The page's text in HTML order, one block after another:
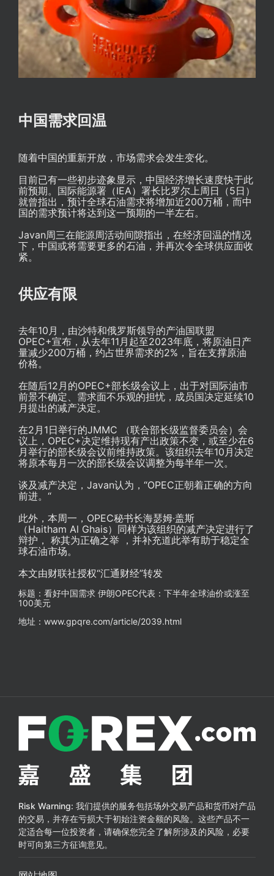
中国需求回温
随着中国的重新开放，市场需求会发生变化。
目前已有一些初步迹象显示，中国经济增长速度快于此
前预期。国际能源署（IEA）署长比罗尔上周日（5日）
就曾指出，预计全球石油需求将增加近200万桶，而中
国的需求预计将达到这一预期的一半左右。
Javan周三在能源周活动间隙指出，在经济回温的情况
下，中国或将需要更多的石油，并再次令全球供应面收
紧。
供应有限
去年10月，由沙特和俄罗斯领导的产油国联盟
OPEC+宣布，从去年11月起至2023年底，将原油日产
量减少200万桶，约占世界需求的2%，旨在支撑原油
价格。
在随后12月的OPEC+部长级会议上，出于对国际油市
前景不确定、需求面不乐观的担忧，成员国决定延续10
月提出的减产决定。
在2月1日举行的JMMC （联合部长级监督委员会）会
议上，OPEC+决定维持现有产出政策不变，或至少在6
月举行的部长级会议前维持政策。该组织去年10月决定
将原本每月一次的部长级会议调整为每半年一次。
谈及减产决定，Javan认为，“OPEC正朝着正确的方向
前进。“
此外，本周一，OPEC秘书长海瑟姆·盖斯
（Haitham Al Ghais）同样为该组织的减产决定进行了
辩护， 称其为正确之举 ，并补充道此举有助于稳定全
球石油市场。
本文由财联社授权“汇通财经”转发
标题：看好中国需求 伊朗OPEC代表：下半年全球油价或涨至
100美元
地址：www.gpqre.com/article/2039.html
Risk Warning: 我们提供的服务包括场外交易产品和货币对产品
的交易，并存在亏损大于初始注资金额的风险。这些产品不一
定适合每一位投资者，请确保您完全了解所涉及的风险，必要
时可向第三方征询意见。